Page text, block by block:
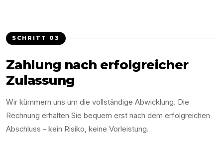
SCHRITT 03
Zahlung nach erfolgreicher
Zulassung
Wir kümmern uns um die vollständige Abwicklung. Die
Rechnung erhalten Sie bequem erst nach dem erfolgreichen
Abschluss – kein Risiko, keine Vorleistung.